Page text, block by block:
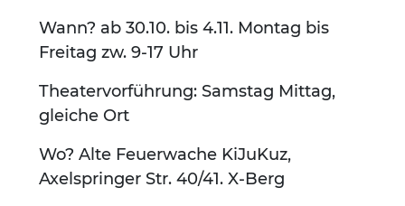
Wann? ab 30.10. bis 4.11. Montag bis
Freitag zw. 9-17 Uhr
Theatervorführung: Samstag Mittag,
gleiche Ort
Wo? Alte Feuerwache KiJuKuz,
Axelspringer Str. 40/41. X-Berg